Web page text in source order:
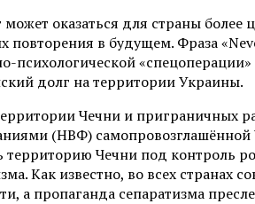
оказаться для страны
в будущем. Фраза
долг на территории Украины.
Чечни и приграничных
(НВФ) самопровозглашённой
территорию Чечни под контроль
Как известно, во всех странах
а пропаганда сепаратизма